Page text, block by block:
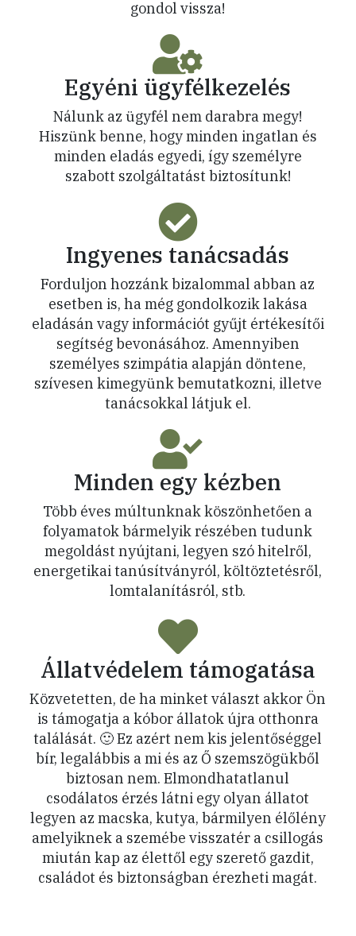
gondol vissza!
Egyéni ügyfélkezelés
Nálunk az ügyfél nem darabra megy!
Hiszünk benne, hogy minden ingatlan és
minden eladás egyedi, így személyre
szabott szolgáltatást biztosítunk!
Ingyenes tanácsadás
Forduljon hozzánk bizalommal abban az
esetben is, ha még gondolkozik lakása
eladásán vagy információt gyűjt értékesítői
segítség bevonásához. Amennyiben
személyes szimpátia alapján döntene,
szívesen kimegyünk bemutatkozni, illetve
tanácsokkal látjuk el.
Minden egy kézben
Több éves múltunknak köszönhetően a
folyamatok bármelyik részében tudunk
megoldást nyújtani, legyen szó hitelről,
energetikai tanúsítványról, költöztetésről,
lomtalanításról, stb.
Állatvédelem támogatása
Közvetetten, de ha minket választ akkor Ön
is támogatja a kóbor állatok újra otthonra
találását. 🙂 Ez azért nem kis jelentőséggel
bír, legalábbis a mi és az Ő szemszögükből
biztosan nem. Elmondhatatlanul
csodálatos érzés látni egy olyan állatot
legyen az macska, kutya, bármilyen élőlény
amelyiknek a szemébe visszatér a csillogás
miután kap az élettől egy szerető gazdit,
családot és biztonságban érezheti magát.